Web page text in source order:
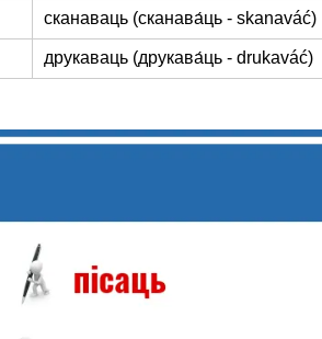
сканаваць (сканава́ць - skanaváć)
друкаваць (друкава́ць - drukaváć)